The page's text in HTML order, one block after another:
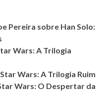
Pereira sobre Han Solo:
Wars: A Trilogia
Wars: A Trilogia Ruim
Wars: O Despertar da